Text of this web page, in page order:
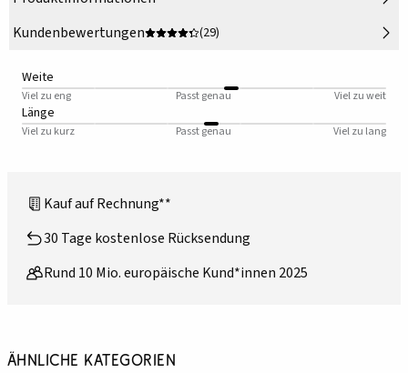
Kundenbewertungen
(29)
Weite
Viel zu eng Passt genau Viel zu weit
Länge
Viel zu kurz Passt genau Viel zu lang
Kauf auf Rechnung**
30 Tage kostenlose Rücksendung
Rund 10 Mio. europäische Kund*innen 2025
Ähnliche Kategorien